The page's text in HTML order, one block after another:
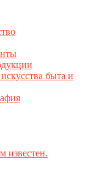
быта и
известен.